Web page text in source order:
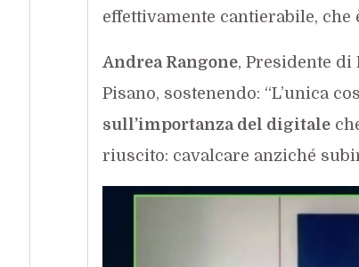
effettivamente cantierabile, che
Andrea Rangone, Presidente
Pisano, sostenendo: “L’unica
sull’importanza del digitale
riuscito: cavalcare anziché